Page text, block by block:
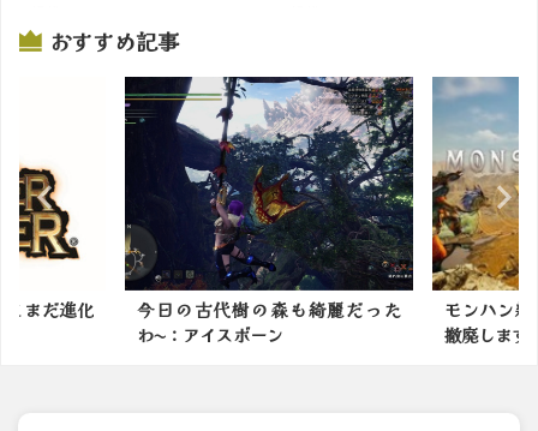
おすすめ記事
麗だった
モンハン新作は防具の男女制限を
撤廃します ←これｗｗｗ
モンハン
かったモ